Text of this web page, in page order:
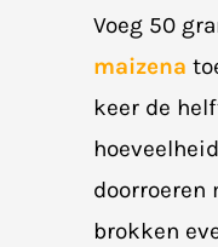
Voeg 50
maizena
keer de
doorroeren
brokken